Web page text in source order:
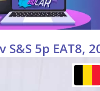
5p EAT8,